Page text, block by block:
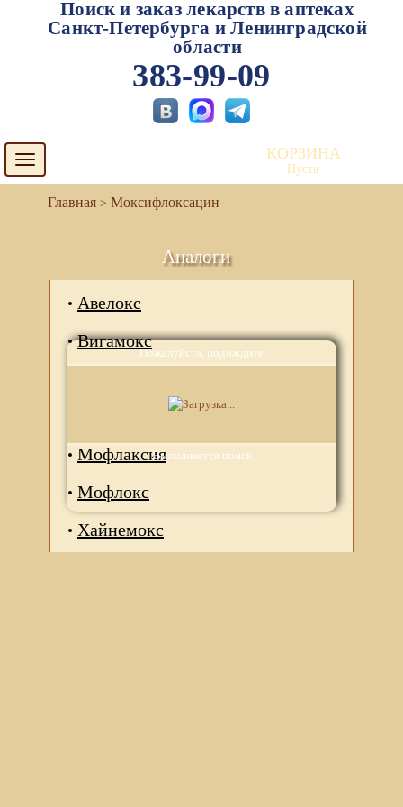
Пожалуйста, подождите
Выполняется поиск
Поиск и заказ лекарств в аптеках
Санкт-Петербурга и Ленинградской
области
383-99-09
Toggle
navigation
КОРЗИНА
Пуста
Моксифлоксацин
Аналоги
Авелокс
Вигамокс
Максифлокс
Мофлаксия
Мофлокс
Хайнемокс